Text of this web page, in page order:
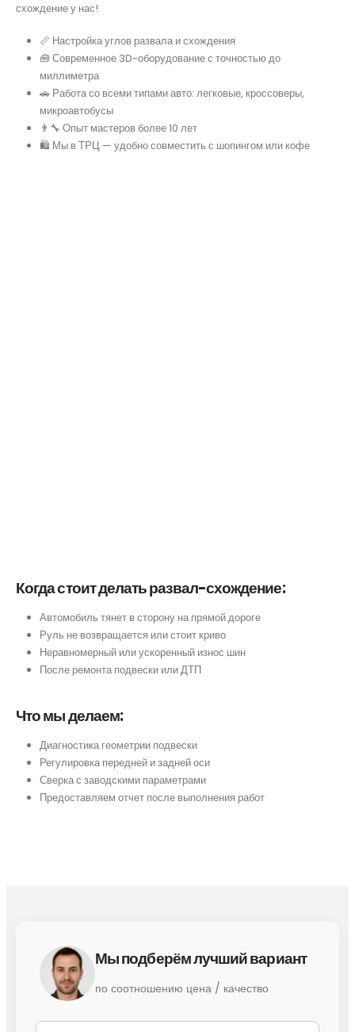
схождение у нас!
📏 Настройка углов развала и схождения
🧰 Современное 3D-оборудование с точностью до
миллиметра
🚗 Работа со всеми типами авто: легковые, кроссоверы,
микроавтобусы
👨‍🔧 Опыт мастеров более 10 лет
🛍 Мы в ТРЦ — удобно совместить с шопингом или кофе
Когда стоит делать развал-схождение:
Автомобиль тянет в сторону на прямой дороге
Руль не возвращается или стоит криво
Неравномерный или ускоренный износ шин
После ремонта подвески или ДТП
Что мы делаем:
Диагностика геометрии подвески
Регулировка передней и задней оси
Сверка с заводскими параметрами
Предоставляем отчет после выполнения работ
Мы подберём лучший вариант
по соотношению цена / качество